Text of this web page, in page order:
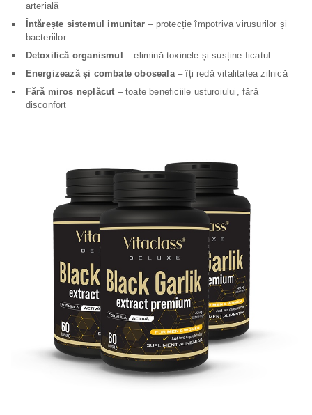
arterială
Întărește sistemul imunitar– protecție împotriva virusurilor și
bacteriilor
Detoxifică organismul
– elimină toxinele și susține ficatul
Energizează și combate oboseala– îți redă vitalitatea zilnică
Fără miros neplăcut – toate beneficiile usturoiului, fără
disconfort